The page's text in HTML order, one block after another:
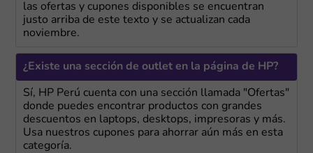
las ofertas y cupones disponibles se encuentran
justo arriba de este texto y se actualizan cada
noviembre.
¿Existe una sección de outlet en la página de HP?
Sí, HP Perú cuenta con una sección llamada "Ofertas"
donde puedes encontrar productos con grandes
descuentos en laptops, desktops, impresoras y más.
Usa nuestros cupones para ahorrar aún más en esta
categoría.